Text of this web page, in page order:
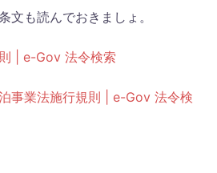
文も読んでおきましょ。
| e-Gov 法令検索
事業法施行規則 | e-Gov 法令検